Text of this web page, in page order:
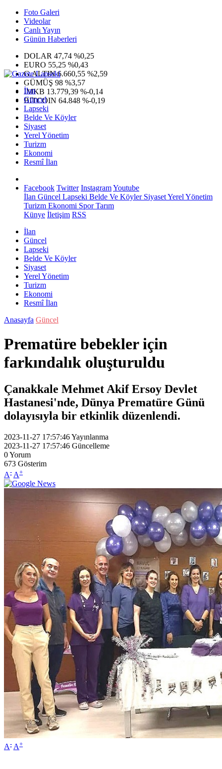
Foto Galeri
Videolar
Canlı Yayın
Günün Haberleri
DOLAR 47,74 %0,25
EURO 55,25 %0,43
G.ALTIN6.660,55 %2,59
GÜMÜŞ 98 %3,57
IMKB 13.779,39 %-0,14
BITCOIN 64.848 %-0,19
İlan
Güncel
Lapseki
Belde Ve Köyler
Siyaset
Yerel Yönetim
Turizm
Ekonomi
Resmî İlan
Facebook Twitter InstagramYoutube
İlan Güncel Lapseki Belde Ve KöylerSiyasetYerel Yönetim
Turizm Ekonomi SporTarım
Künye İletişim RSS
İlan
Güncel
Lapseki
Belde Ve Köyler
Siyaset
Yerel Yönetim
Turizm
Ekonomi
Resmî İlan
Anasayfa Güncel
Prematüre bebekler için
farkındalık oluşturuldu
Çanakkale Mehmet Akif Ersoy Devlet
Hastanesi'nde, Dünya Prematüre Günü
dolayısıyla bir etkinlik düzenlendi.
2023-11-27 17:57:46Yayınlanma
2023-11-27 17:57:46 Güncelleme
0Yorum
673 Gösterim
A- A+
A- A+